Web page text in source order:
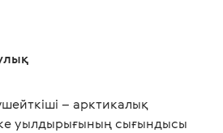
– арктикалық
уылдырығының сығындысы